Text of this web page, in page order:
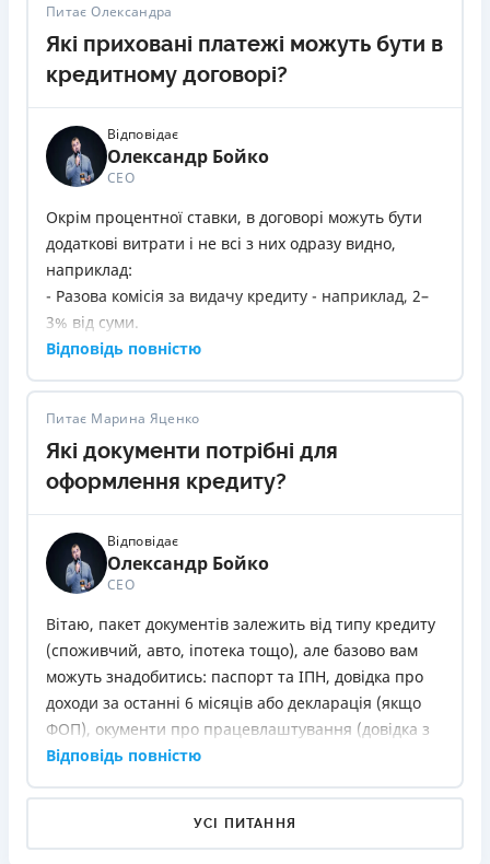
платіть. Наприклад, спробуйте взяти невеликий
товар у розстрочку й закрийте його без затримок.
- Уникайте частих заявок в різні банки або МФО.
виглядає підозріло.
Перевірте свою історію через УБКІ - це допоможе
побачити проблемні місця в кредитній історії.
Питає Олександра
Які приховані платежі можуть бути в
кредитному договорі?
Відповідає
Олександр Бойко
СЕО
Окрім процентної ставки, в договорі можуть бути
додаткові витрати і не всі з них одразу видно,
наприклад:
- Разова комісія за видачу кредиту - наприклад, 2–
3% від суми.
Щомісячні комісії - за обслуговування кредиту або
день.
- Комісія за дострокове погашення - не завжди, але
буває.
ефективної процентної ставки (APR) - вона включає
всі витрати і дає реальну картину.
Відповідь повністю
Питає Марина Яценко
Які документи потрібні для
оформлення кредиту?
Відповідає
Олександр Бойко
СЕО
Вітаю, пакет документів залежить від типу кредиту
(споживчий, авто, іпотека тощо), але базово вам
можуть знадобитись: паспорт та ІПН, довідка про
доходи за останні 6 місяців або декларація (якщо
ФОП), окументи про працевлаштування (довідка з
роботи або трудова). Для застави - документи на
договір купівлі тощо.
Відповідь повністю
УСІ ПИТАННЯ